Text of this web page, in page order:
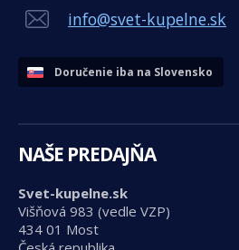
info@svet-kupelne.sk
Doručenie iba na Slovensko
NAŠE PREDAJŇA
Svet-kupelne.sk
Višňová 983 (vedle VZP)
434 01 Most